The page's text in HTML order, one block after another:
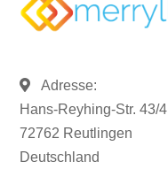
Adresse:
Hans-Reyhing-Str. 43/4
72762 Reutlingen
Deutschland